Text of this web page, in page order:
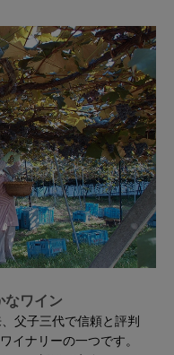
なワイン
父子三代で信頼と評判
イナリーの一つです。